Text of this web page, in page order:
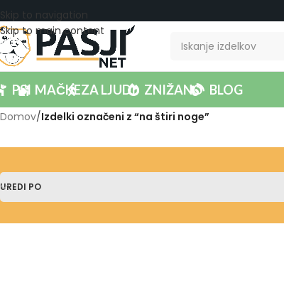
Skip to navigation
Skip to main content
PSI MAČKEZA LJUDI ZNIŽANO BLOG
Domov/Izdelki označeni z “na štiri noge”
UREDI PO